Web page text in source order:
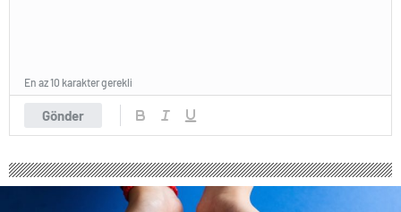
Gönder
En az 10 karakter gerekli